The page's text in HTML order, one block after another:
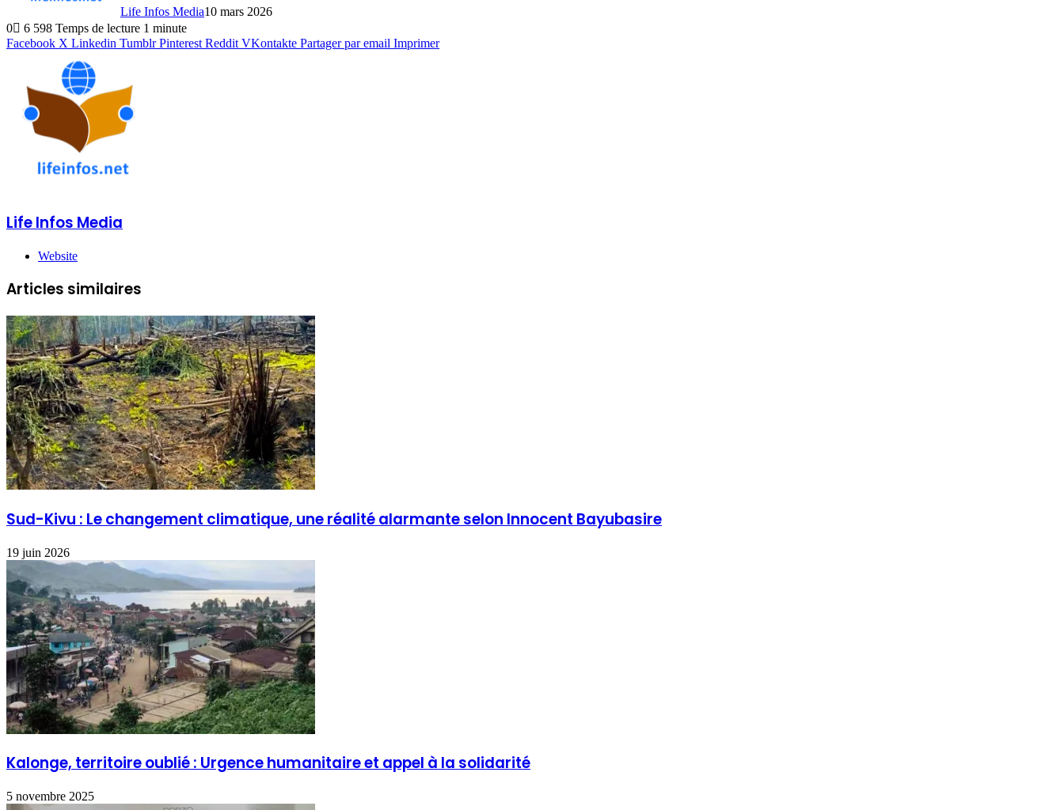
Life Infos Media10 mars 2026
0
6 598 Temps de lecture 1 minute
Facebook X Linkedin Tumblr Pinterest Reddit VKontakte Partager par email Imprimer
Life Infos Media
Website
Articles similaires
Sud-Kivu : Le changement climatique, une réalité alarmante selon Innocent Bayubasire
19 juin 2026
Kalonge, territoire oublié : Urgence humanitaire et appel à la solidarité
5 novembre 2025